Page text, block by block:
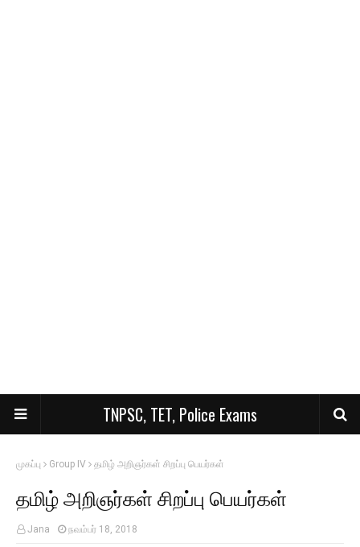
TNPSC, TET, Police Exams
முகப்பு Group IV தமிழ் அறிஞர்கள் சிறப்பு பெயர்கள்
தமிழ் அறிஞர்கள் சிறப்பு பெயர்கள்
Jana நவம்பர் 18, 2018